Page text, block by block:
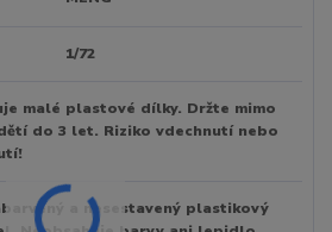
1/72
malé plastové dílky. Držte mimo
do 3 let. Riziko vdechnutí nebo
a nesestavený plastikový